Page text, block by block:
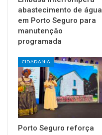
abastecimento de água
em Porto Seguro para
manutenção
programada
CIDADANIA
Porto Seguro reforça